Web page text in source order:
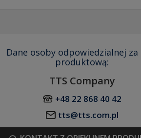
Dane osoby odpowiedzialnej za
produktową:
TTS Company
+48 22 868 40 42
tts@tts.com.pl